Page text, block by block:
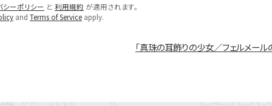
シーポリシー と 利用規約 が適用されます。
and Terms of Service apply.
「真珠の耳飾りの少女／フェルメール